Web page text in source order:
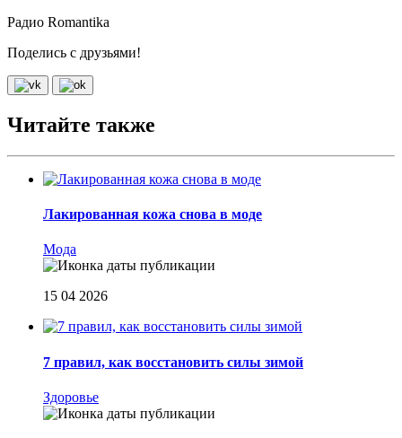
Радио Romantika
Поделись с друзьями!
Читайте также
Лакированная кожа снова в моде
Мода
15 04 2026
7 правил, как восстановить силы зимой
Здоровье